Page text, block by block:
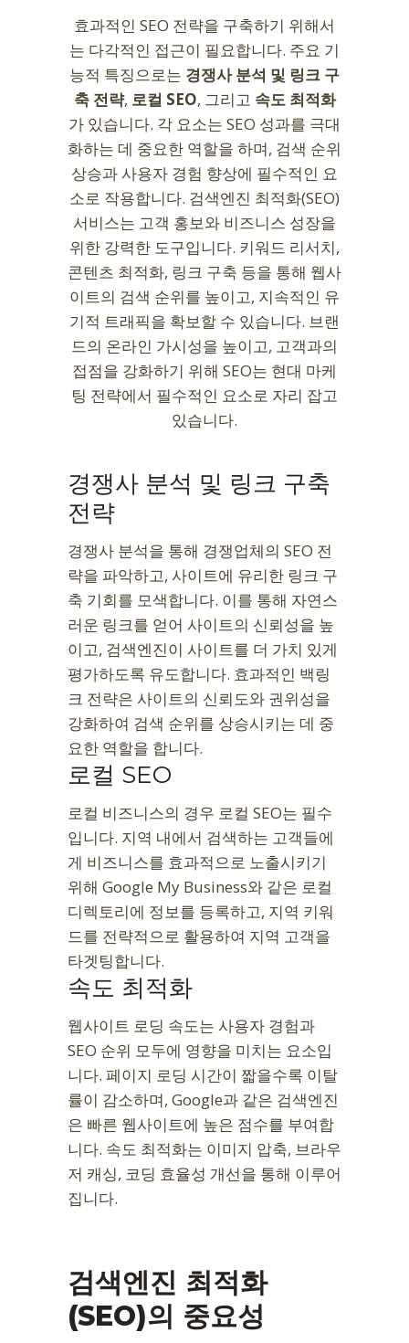
효과적인 SEO 전략을 구축하기 위해서
는 다각적인 접근이 필요합니다. 주요 기
능적 특징으로는 경쟁사 분석 및 링크 구
축 전략, 로컬 SEO, 그리고 속도 최적화
가 있습니다. 각 요소는 SEO 성과를 극대
화하는 데 중요한 역할을 하며, 검색 순위
상승과 사용자 경험 향상에 필수적인 요
소로 작용합니다. 검색엔진 최적화(SEO)
서비스는 고객 홍보와 비즈니스 성장을
위한 강력한 도구입니다. 키워드 리서치,
콘텐츠 최적화, 링크 구축 등을 통해 웹사
이트의 검색 순위를 높이고, 지속적인 유
기적 트래픽을 확보할 수 있습니다. 브랜
드의 온라인 가시성을 높이고, 고객과의
접점을 강화하기 위해 SEO는 현대 마케
팅 전략에서 필수적인 요소로 자리 잡고
있습니다.
경쟁사 분석 및 링크 구축
전략
경쟁사 분석을 통해 경쟁업체의 SEO 전
략을 파악하고, 사이트에 유리한 링크 구
축 기회를 모색합니다. 이를 통해 자연스
러운 링크를 얻어 사이트의 신뢰성을 높
이고, 검색엔진이 사이트를 더 가치 있게
평가하도록 유도합니다. 효과적인 백링
크 전략은 사이트의 신뢰도와 권위성을
강화하여 검색 순위를 상승시키는 데 중
요한 역할을 합니다.
로컬 SEO
로컬 비즈니스의 경우 로컬 SEO는 필수
입니다. 지역 내에서 검색하는 고객들에
게 비즈니스를 효과적으로 노출시키기
위해 Google My Business와 같은 로컬
디렉토리에 정보를 등록하고, 지역 키워
드를 전략적으로 활용하여 지역 고객을
타겟팅합니다.
속도 최적화
웹사이트 로딩 속도는 사용자 경험과
SEO 순위 모두에 영향을 미치는 요소입
니다. 페이지 로딩 시간이 짧을수록 이탈
률이 감소하며, Google과 같은 검색엔진
은 빠른 웹사이트에 높은 점수를 부여합
니다. 속도 최적화는 이미지 압축, 브라우
저 캐싱, 코딩 효율성 개선을 통해 이루어
집니다.
검색엔진 최적화
(SEO)의 중요성